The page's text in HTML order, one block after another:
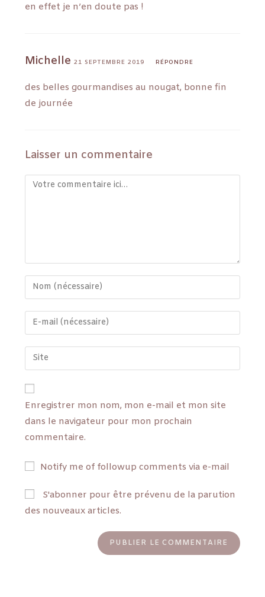
en effet je n’en doute pas !
Michelle 21 SEPTEMBRE 2019 RÉPONDRE
des belles gourmandises au nougat, bonne fin
de journée
Laisser un commentaire
Enregistrer mon nom, mon e-mail et mon site
dans le navigateur pour mon prochain
commentaire.
Notify me of followup comments via e-mail
S'abonner pour être prévenu de la parution
des nouveaux articles.